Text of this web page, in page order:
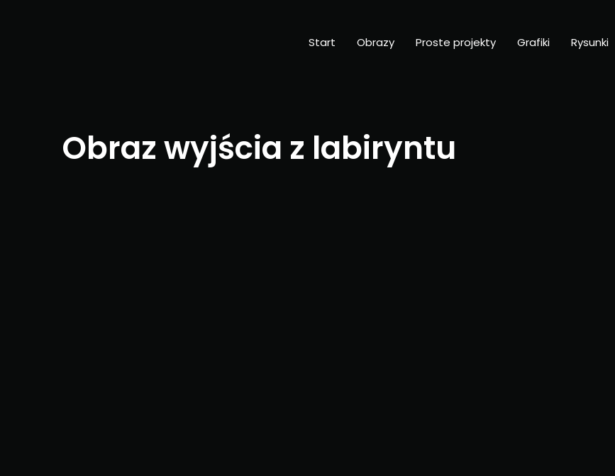
Start Obrazy Proste projekty Grafiki Rysunki
Obraz wyjścia z labiryntu